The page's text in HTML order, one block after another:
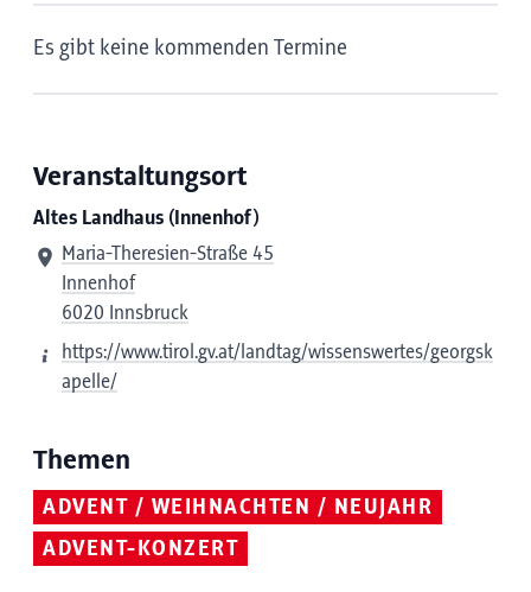
Es gibt keine kommenden Termine
Veranstaltungsort
Altes Landhaus (Innenhof)
Maria-Theresien-Straße 45
Innenhof
6020 Innsbruck
https://www.tirol.gv.at/landtag/wissenswertes/georgsk
apelle/
Themen
ADVENT / WEIHNACHTEN / NEUJAHR
ADVENT-KONZERT